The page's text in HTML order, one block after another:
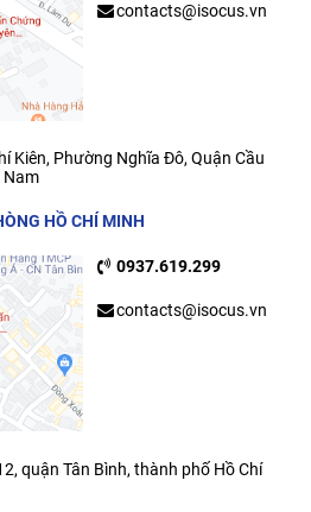
contacts@isocus.vn
Kiên, Phường Nghĩa Đô, Quận Cầu
Nam
HỒ CHÍ MINH
0937.619.299
contacts@isocus.vn
quận Tân Bình, thành phố Hồ Chí